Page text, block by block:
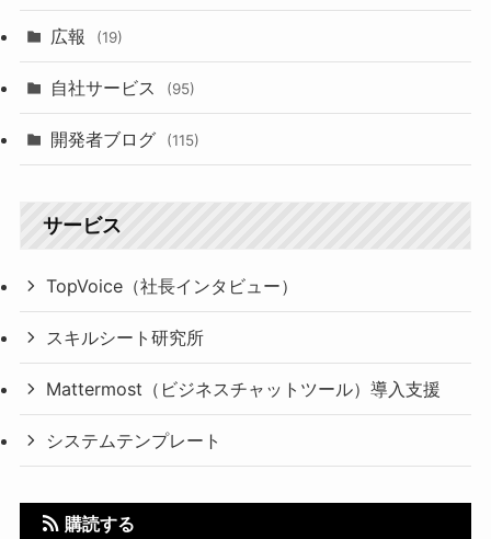
広報 (19)
自社サービス (95)
開発者ブログ (115)
サービス
TopVoice（社長インタビュー）
スキルシート研究所
Mattermost（ビジネスチャットツール）導入支援
システムテンプレート
購読する